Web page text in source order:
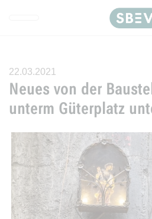
22.03.2021
Neues von der
unterm Güterplatz